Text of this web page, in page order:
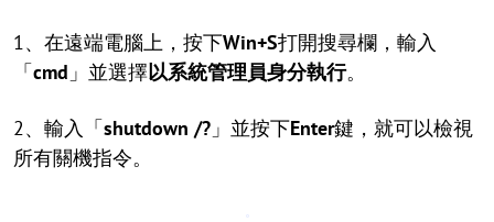
1、在遠端電腦上，按下Win+S打開搜尋欄，輸入
「cmd 」並選擇以系統管理員身分執行。
2、輸入「shutdown /? 」並按下Enter鍵，就可以檢視
所有關機指令。